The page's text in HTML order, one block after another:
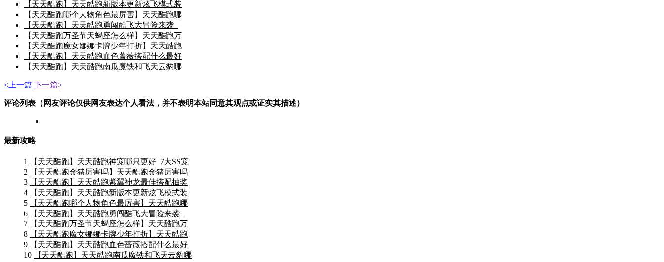
【天天酷跑】天天酷跑新版本更新炫飞模式装
【天天酷跑哪个人物角色最厉害】天天酷跑哪
【天天酷跑】天天酷跑勇闯酷飞大冒险来袭_
【天天酷跑万圣节天蝎座怎么样】天天酷跑万
【天天酷跑魔女娜娜卡牌少年打折】天天酷跑
【天天酷跑】天天酷跑血色蔷薇搭配什么最好
【天天酷跑】天天酷跑南瓜魔铁和飞天云豹哪
<上一篇 下一篇>
评论列表（网友评论仅供网友表达个人看法，并不表明本站同意其观点或证实其描述）
最新攻略
1
【天天酷跑】天天酷跑神宠哪只更好_7大SS宠
2
【天天酷跑金猪厉害吗】天天酷跑金猪厉害吗
3
【天天酷跑】天天酷跑紫翼神龙最佳搭配抽奖
4
【天天酷跑】天天酷跑新版本更新炫飞模式装
5
【天天酷跑哪个人物角色最厉害】天天酷跑哪
6
【天天酷跑】天天酷跑勇闯酷飞大冒险来袭_
7
【天天酷跑万圣节天蝎座怎么样】天天酷跑万
8
【天天酷跑魔女娜娜卡牌少年打折】天天酷跑
9
【天天酷跑】天天酷跑血色蔷薇搭配什么最好
10
【天天酷跑】天天酷跑南瓜魔铁和飞天云豹哪